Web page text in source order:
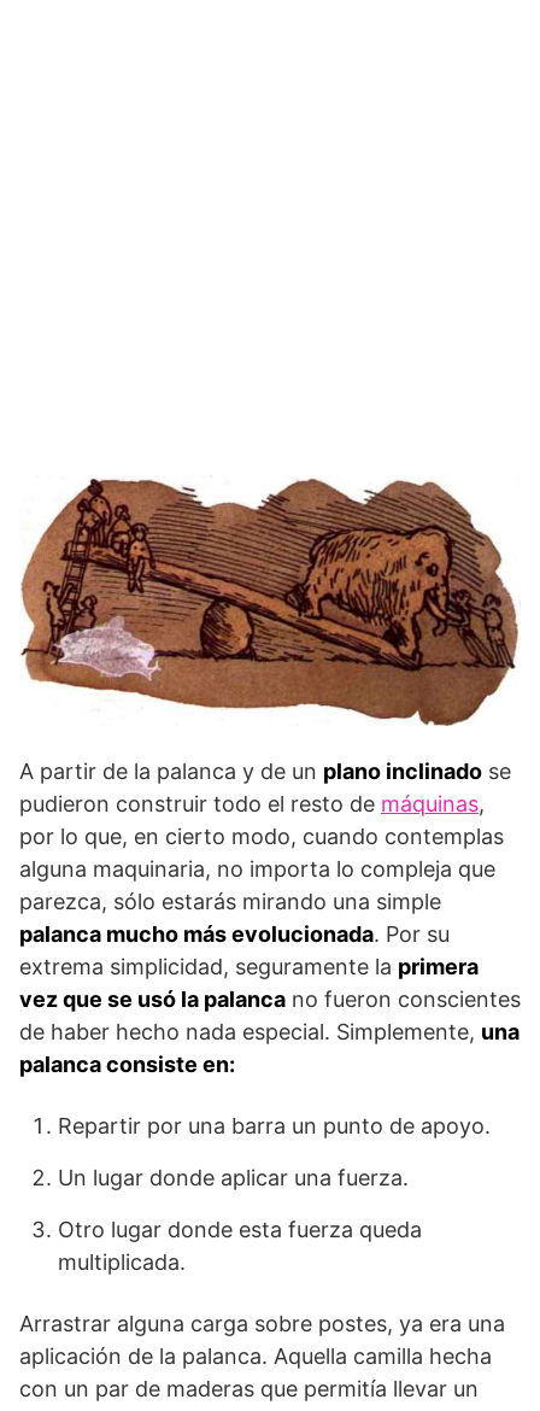
A partir de la palanca y de un plano inclinado se
pudieron construir todo el resto de máquinas,
por lo que, en cierto modo, cuando contemplas
alguna maquinaria, no importa lo compleja que
parezca, sólo estarás mirando una simple
palanca mucho más evolucionada. Por su
extrema simplicidad, seguramente la primera
vez que se usó la palanca no fueron conscientes
de haber hecho nada especial. Simplemente, una
palanca consiste en:
Repartir por una barra un punto de apoyo.
Un lugar donde aplicar una fuerza.
Otro lugar donde esta fuerza queda
multiplicada.
Arrastrar alguna carga sobre postes, ya era una
aplicación de la palanca. Aquella camilla hecha
con un par de maderas que permitía llevar un